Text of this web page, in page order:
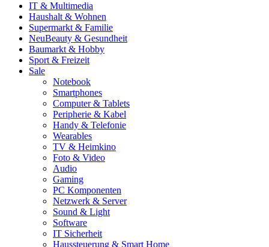
IT & Multimedia
Haushalt & Wohnen
Supermarkt & Familie
NeuBeauty & Gesundheit
Baumarkt & Hobby
Sport & Freizeit
Sale
Notebook
Smartphones
Computer & Tablets
Peripherie & Kabel
Handy & Telefonie
Wearables
TV & Heimkino
Foto & Video
Audio
Gaming
PC Komponenten
Netzwerk & Server
Sound & Light
Software
IT Sicherheit
Haussteuerung & Smart Home